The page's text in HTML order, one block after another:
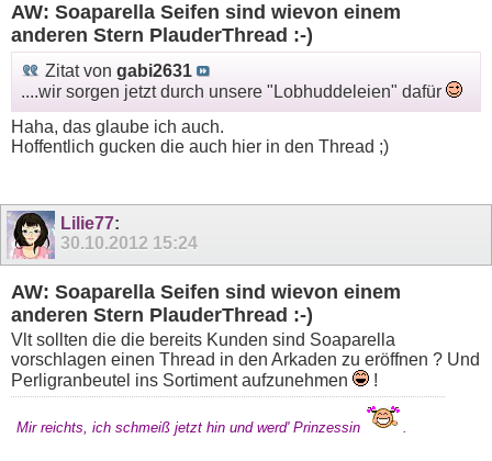
AW: Soaparella Seifen sind wievon einem
anderen Stern PlauderThread :-)
Zitat von gabi2631
....wir sorgen jetzt durch unsere "Lobhuddeleien" dafür
Haha, das glaube ich auch.
Hoffentlich gucken die auch hier in den Thread ;)
Lilie77:
30.10.2012 15:24
AW: Soaparella Seifen sind wievon einem
anderen Stern PlauderThread :-)
Vlt sollten die die bereits Kunden sind Soaparella
vorschlagen einen Thread in den Arkaden zu eröffnen ? Und
Perligranbeutel ins Sortiment aufzunehmen
!
Mir reichts, ich schmeiß jetzt hin und werd' Prinzessin .